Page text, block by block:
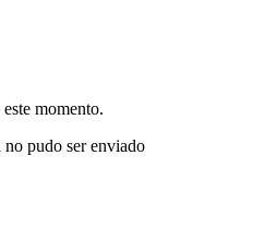
momento.
no pudo ser enviado